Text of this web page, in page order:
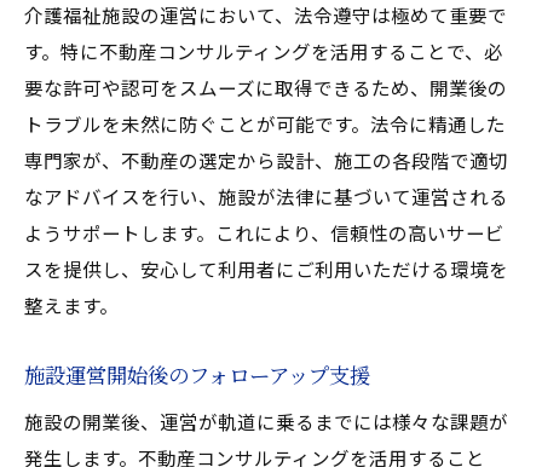
介護福祉施設の運営において、法令遵守は極めて重要で
す。特に不動産コンサルティングを活用することで、必
要な許可や認可をスムーズに取得できるため、開業後の
トラブルを未然に防ぐことが可能です。法令に精通した
専門家が、不動産の選定から設計、施工の各段階で適切
なアドバイスを行い、施設が法律に基づいて運営される
ようサポートします。これにより、信頼性の高いサービ
スを提供し、安心して利用者にご利用いただける環境を
整えます。
施設運営開始後のフォローアップ支援
施設の開業後、運営が軌道に乗るまでには様々な課題が
発生します。不動産コンサルティングを活用すること